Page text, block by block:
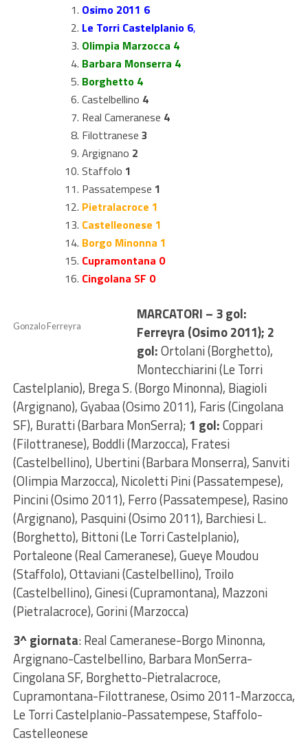
Osimo 2011 6
Le Torri Castelplanio 6,
Olimpia Marzocca 4
Barbara Monserra 4
Borghetto 4
Castelbellino 4
Real Cameranese 4
Filottranese 3
Argignano 2
Staffolo 1
Passatempese 1
Pietralacroce 1
Castelleonese 1
Borgo Minonna 1
Cupramontana 0
Cingolana SF 0
Gonzalo Ferreyra
MARCATORI – 3 gol:
Ferreyra (Osimo 2011); 2
gol:Ortolani (Borghetto),
Montecchiarini (Le Torri
Castelplanio), Brega S. (Borgo Minonna), Biagioli
(Argignano), Gyabaa (Osimo 2011), Faris (Cingolana
SF), Buratti (Barbara MonSerra); 1 gol:Coppari
(Filottranese), Boddli (Marzocca), Fratesi
(Castelbellino), Ubertini (Barbara Monserra), Sanviti
(Olimpia Marzocca), Nicoletti Pini (Passatempese),
Pincini (Osimo 2011), Ferro (Passatempese), Rasino
(Argignano), Pasquini (Osimo 2011), Barchiesi L.
(Borghetto), Bittoni (Le Torri Castelplanio),
Portaleone (Real Cameranese), Gueye Moudou
(Staffolo), Ottaviani (Castelbellino), Troilo
(Castelbellino), Ginesi (Cupramontana), Mazzoni
(Pietralacroce), Gorini (Marzocca)
3^ giornata: Real Cameranese-Borgo Minonna,
Argignano-Castelbellino, Barbara MonSerra-
Cingolana SF, Borghetto-Pietralacroce,
Cupramontana-Filottranese, Osimo 2011-Marzocca,
Le Torri Castelplanio-Passatempese, Staffolo-
Castelleonese